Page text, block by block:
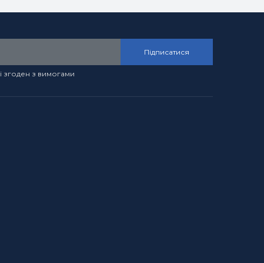
Підписатися
і згоден з вимогами